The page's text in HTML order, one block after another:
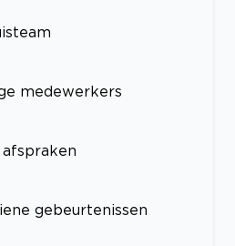
medewerkers
gebeurtenissen